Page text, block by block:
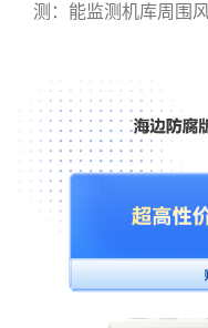
测：能监测机库周围